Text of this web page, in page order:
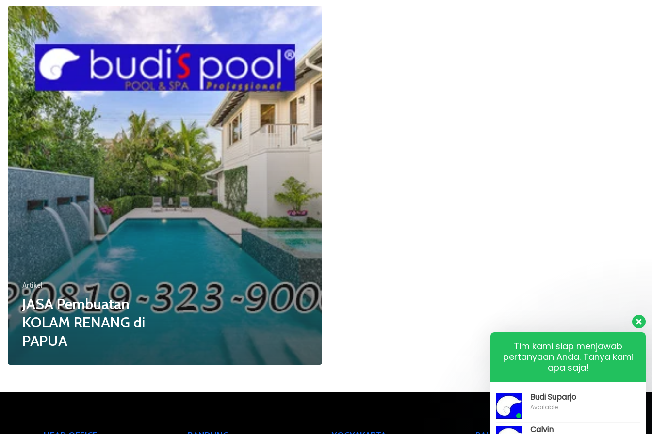
JASA
Pembuatan
KOLAM
RENANG
di
PAPUA
Artikel
JASA Pembuatan
KOLAM RENANG di
PAPUA
Tim kami siap menjawab
pertanyaan Anda. Tanya kami
apa saja!
Budi Suparjo
Available
Calvin